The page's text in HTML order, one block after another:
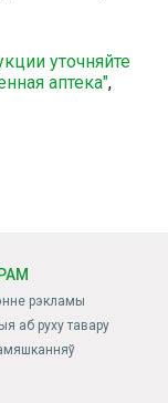
уточняйте
аптека",
рэкламы
аб руху тавару